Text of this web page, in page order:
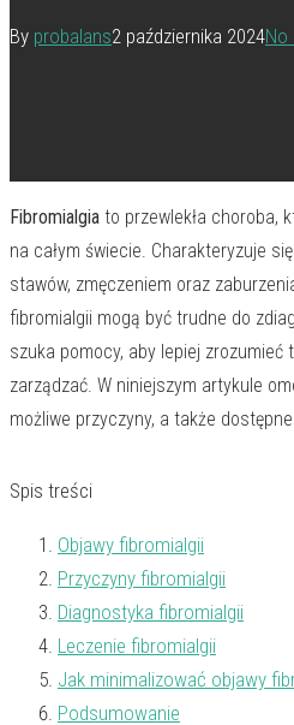
By probalans2 października 2024No
Fibromialgia to przewlekła choroba,
na całym świecie. Charakteryzuje
stawów, zmęczeniem oraz
fibromialgii mogą być trudne do
szuka pomocy, aby lepiej zrozumieć
zarządzać. W niniejszym artykule
możliwe przyczyny, a także
Spis treści
Objawy fibromialgii
Przyczyny fibromialgii
Diagnostyka fibromialgii
Leczenie fibromialgii
Jak minimalizować objawy
Podsumowanie